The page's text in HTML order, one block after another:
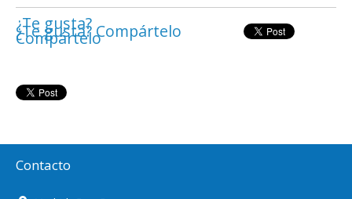
¿Te gusta?
Compártelo
¿Te gusta? Compártelo
Contacto